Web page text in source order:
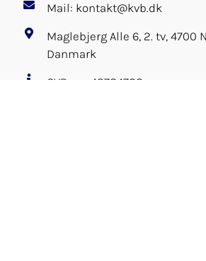
Mail: kontakt@kvb.dk
Maglebjerg Alle 6, 2. tv, 4700
Danmark
CVR-nr.: 42784788